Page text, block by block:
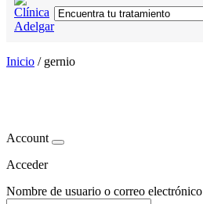
Inicio / gernio
Account
Acceder
Nombre de usuario o correo electrónico